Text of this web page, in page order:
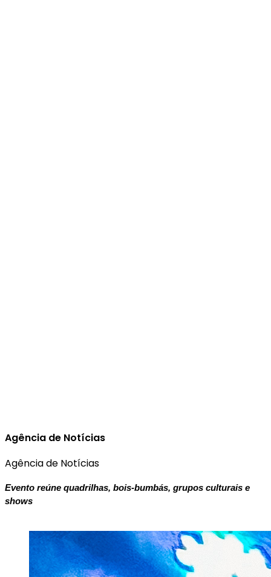
Agência de Notícias
Agência de Notícias
Evento reúne quadrilhas, bois-bumbás, grupos culturais e
shows